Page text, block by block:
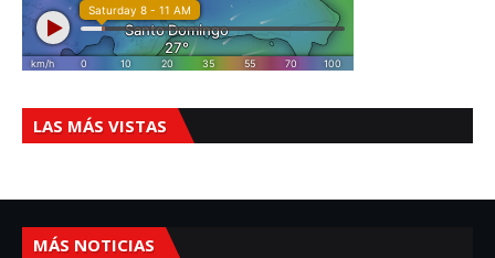
LAS MÁS VISTAS
MÁS NOTICIAS